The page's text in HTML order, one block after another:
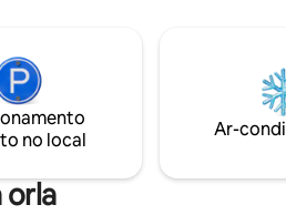
ou
é
e
sua piscina privativa de
uma maneira
no local
Ar-